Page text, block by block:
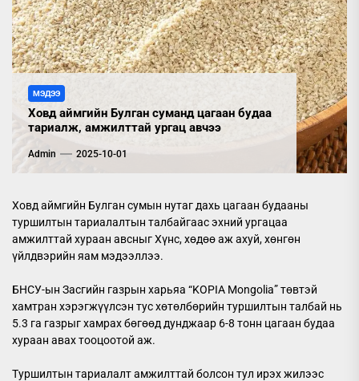
МЭДЭЭ
Ховд аймгийн Булган суманд цагаан будаа
тариалж, амжилттай ургац авчээ
Admin 2025-10-01
Ховд аймгийн Булган сумын нутаг дахь цагаан будааны
туршилтын тариалалтын талбайгаас эхний ургацаа
амжилттай хураан авсныг Хүнс, хөдөө аж ахуй, хөнгөн
үйлдвэрийн яам мэдээллээ.
БНСУ-ын Засгийн газрын харьяа “KOPIA Mongolia” төвтэй
хамтран хэрэгжүүлсэн тус хөтөлбөрийн туршилтын талбай нь
5.3 га газрыг хамрах бөгөөд дунджаар 6-8 тонн цагаан будаа
хураан авах тооцоотой аж.
Туршилтын тариалалт амжилттай болсон тул ирэх жилээс